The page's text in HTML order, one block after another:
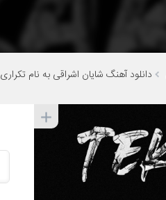
دانلود آهنگ شایان اشراقی به نام تکراری